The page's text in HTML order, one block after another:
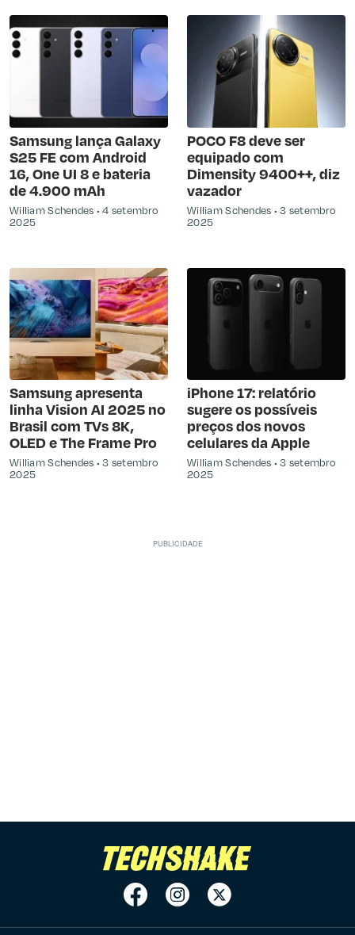
Samsung lança Galaxy
S25 FE com Android
16, One UI 8 e bateria
de 4.900 mAh
William Schendes
4 setembro
2025
POCO F8 deve ser
equipado com
Dimensity 9400++, diz
vazador
William Schendes
3 setembro
2025
Samsung apresenta
linha Vision AI 2025 no
Brasil com TVs 8K,
OLED e The Frame Pro
William Schendes
3 setembro
2025
iPhone 17: relatório
sugere os possíveis
preços dos novos
celulares da Apple
William Schendes
3 setembro
2025